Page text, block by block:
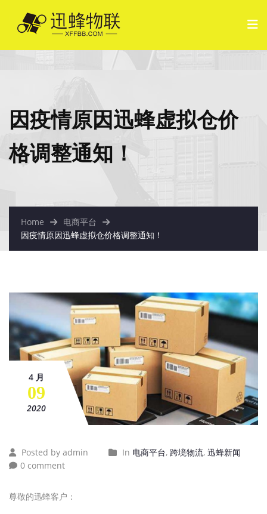
因疫情原因迅蜂虚拟仓价
格调整通知！
Home
电商平台
因疫情原因迅蜂虚拟仓价格调整通知！
4 月
09
2020
Posted by admin In 电商平台, 跨境物流, 迅蜂新闻
0 comment
尊敬的迅蜂客户：